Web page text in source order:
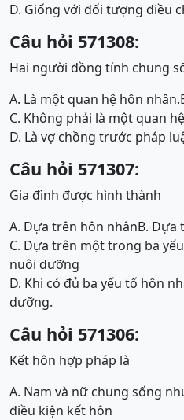
D. Giống với đối tượng điều
Câu hỏi 571308:
Hai người đồng tính chung
A. Là một quan hệ hôn nhân.
C. Không phải là một quan
D. Là vợ chồng trước pháp
Câu hỏi 571307:
Gia đình được hình thành
A. Dựa trên hôn nhânB. Dựa
C. Dựa trên một trong ba
nuôi dưỡng
D. Khi có đủ ba yếu tố hôn
dưỡng.
Câu hỏi 571306:
Kết hôn hợp pháp là
A. Nam và nữ chung sống
điều kiện kết hôn